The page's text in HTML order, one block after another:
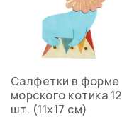
Салфетки в форме
морского котика 12
шт. (11х17 см)